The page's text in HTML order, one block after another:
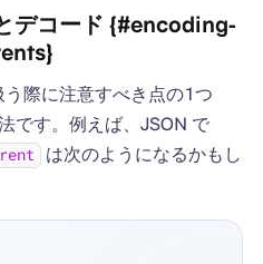
デコード {#encoding-
う際に注意すべき点の1つ
です。例えば、JSON で
は次のようになるかもし